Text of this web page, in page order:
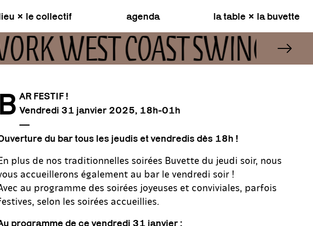
× le collectif agenda la table × la buvette
WEST COAST SWING
B AR FESTIF !
Vendredi 31 janvier 2025, 18h-01h
—
du bar tous les jeudis et vendredis dès 18h !
plus de nos traditionnelles soirées Buvette du jeudi soir, nous
accueillerons également au bar le vendredi soir !
au programme des soirées joyeuses et conviviales, parfois
selon les soirées accueillies.
programme de ce vendredi 31 janvier :